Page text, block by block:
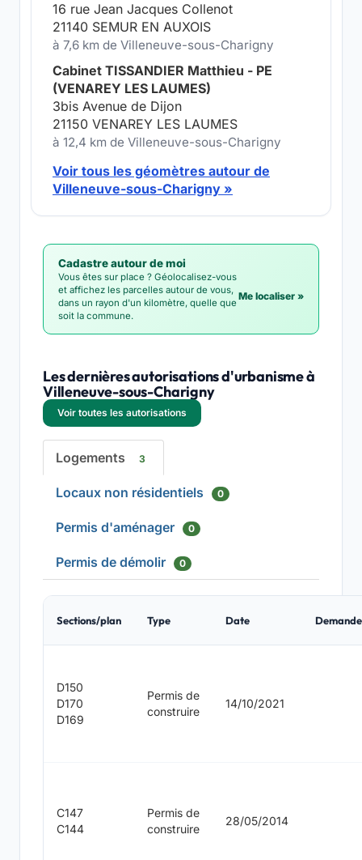
16 rue Jean Jacques Collenot
21140 SEMUR EN AUXOIS
à 7,6 km de Villeneuve-sous-Charigny
Cabinet TISSANDIER Matthieu - PE
(VENAREY LES LAUMES)
3bis Avenue de Dijon
21150 VENAREY LES LAUMES
à 12,4 km de Villeneuve-sous-Charigny
Voir tous les géomètres autour de
Villeneuve-sous-Charigny »
Cadastre autour de moi
Vous êtes sur place ? Géolocalisez-vous
et affichez les parcelles autour de vous,
dans un rayon d'un kilomètre, quelle que
soit la commune.
Me localiser »
Les dernières autorisations d'urbanisme à
Villeneuve-sous-Charigny
Voir toutes les autorisations
Logements 3
Locaux non résidentiels 0
Permis d'aménager 0
Permis de démolir 0
Sections/plan Type Date
D150
D170
D169
Permis de
construire
14/10/2021
C147
C144
Permis de
construire
28/05/2014